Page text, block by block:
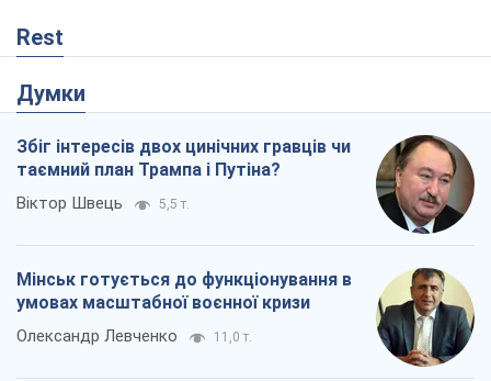
Rest
Думки
Збіг інтересів двох цинічних гравців чи
таємний план Трампа і Путіна?
Віктор Швець 5,5 т.
Мінськ готується до функціонування в
умовах масштабної воєнної кризи
Олександр Левченко 11,0 т.